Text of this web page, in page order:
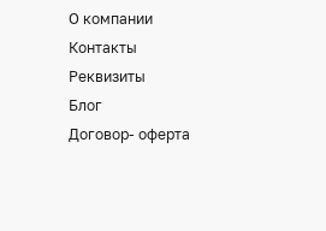
О компании
Контакты
Реквизиты
Блог
Договор- оферта